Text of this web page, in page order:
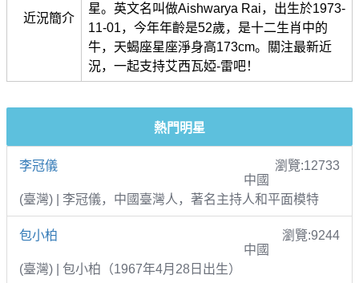
近況簡介
星。英文名叫做Aishwarya Rai，出生於1973-
11-01，今年年齡是52歲，是十二生肖中的
牛，天蝎座星座淨身高173cm。關注最新近
況，一起支持艾西瓦婭-雷吧！
熱門明星
李冠儀
瀏覽:12733
中國
(臺灣) | 李冠儀，中國臺灣人，著名主持人和平面模特
包小柏
瀏覽:9244
中國
(臺灣) | 包小柏（1967年4月28日出生）